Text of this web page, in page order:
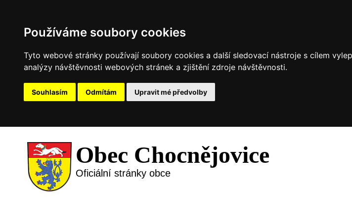
Používáme soubory cookies
Tyto webové stránky používají soubory cookies a další sledovací nástroje s cílem
analýzy návštěvnosti webových stránek a zjištění zdroje návštěvnosti.
Souhlasím Odmítám Upravit mé předvolby
Obec Chocnějovice
Oficiální stránky obce